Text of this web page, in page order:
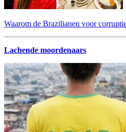
Waarom de Brazilianen voor
Lachende moordenaars